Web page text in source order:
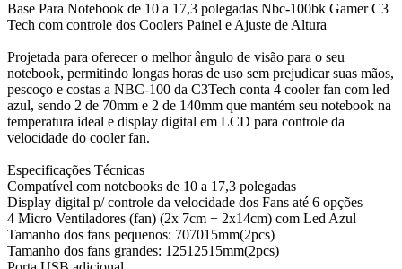
Base Para Notebook de 10 a 17,3 polegadas Nbc-100bk Gamer C3
Tech com controle dos Coolers Painel e Ajuste de Altura
Projetada para oferecer o melhor ângulo de visão para o seu
notebook, permitindo longas horas de uso sem prejudicar suas mãos,
pescoço e costas a NBC-100 da C3Tech conta 4 cooler fan com led
azul, sendo 2 de 70mm e 2 de 140mm que mantém seu notebook na
temperatura ideal e display digital em LCD para controle da
velocidade do cooler fan.
Especificações Técnicas
Compatível com notebooks de 10 a 17,3 polegadas
Display digital p/ controle da velocidade dos Fans até 6 opções
4 Micro Ventiladores (fan) (2x 7cm + 2x14cm) com Led Azul
Tamanho dos fans pequenos: 707015mm(2pcs)
Tamanho dos fans grandes: 12512515mm(2pcs)